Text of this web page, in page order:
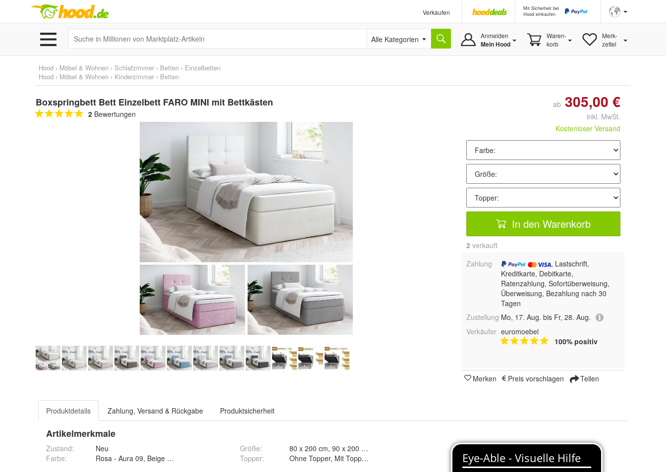
Verkaufen
Mit Sicherheit bei
Hood einkaufen
Alle Kategorien Anmelden
Mein Hood
Waren-
korb
Merk-
zettel
Hood › Möbel & Wohnen › Schlafzimmer › Betten › Einzelbetten
Hood › Möbel & Wohnen › Kinderzimmer › Betten
Boxspringbett Bett Einzelbett FARO MINI mit Bettkästen
2 Bewertungen
ab 305,00 €
inkl. MwSt.
Kostenloser Versand
In den Warenkorb
2 verkauft
Zahlung
, Lastschrift,
Kreditkarte, Debitkarte,
Ratenzahlung, Sofortüberweisung,
Überweisung, Bezahlung nach 30
Tagen
Zustellung Mo, 17. Aug. bis Fr, 28. Aug.
Verkäufer euromoebel
100% positiv
Merken Preis vorschlagen Teilen
Produktdetails Zahlung, Versand & Rückgabe Produktsicherheit
Artikelmerkmale
Zustand:
Neu
Farbe: Rosa - Aura 09, Beige - Aura 01, Schwarz - Aura 18, Hellgrau - Aura 15, Dunkelgrau - Aura 24, Weiß - Madryt 120 und weitere.
Größe:
Topper: